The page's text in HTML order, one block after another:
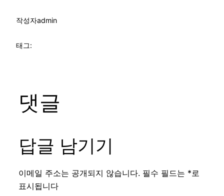
작성자admin
태그:
댓글
답글 남기기
이메일 주소는 공개되지 않습니다. 필수 필드는 *로
표시됩니다